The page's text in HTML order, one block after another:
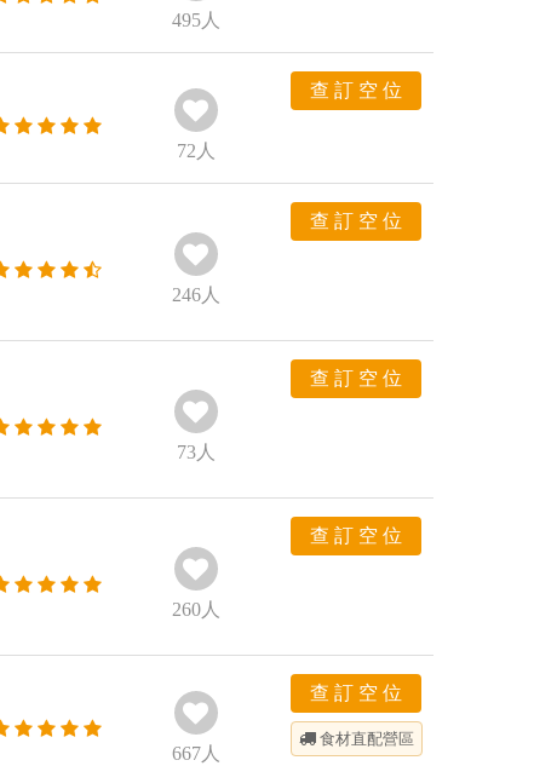
495人
72 人
查 訂 空 位
246人
查 訂 空 位
73人
查 訂 空 位
260人
查 訂 空 位
667人
查 訂 空 位
食材直配營區